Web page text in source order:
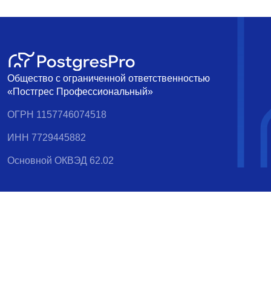
Общество с ограниченной ответственностью
«Постгрес Профессиональный»
ОГРН 1157746074518
ИНН 7729445882
Основной ОКВЭД 62.02